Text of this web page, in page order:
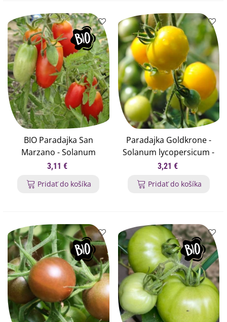
BIO Paradajka San
Marzano - Solanum
lycopersicum - bio
3,11 €
Pridať do košíka
Paradajka Goldkrone -
Solanum lycopersicum -
semená paradajky - 20
3,21 €
Pridať do košíka